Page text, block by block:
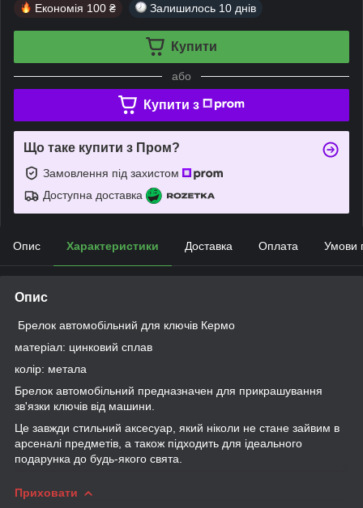
Економія 100 ₴ Залишилось 10 днів
Купити
або
Купити з
Що таке купити з Пром?
Замовлення під захистом
Доступна доставка
Опис Характеристики Доставка Оплата Умови
Опис
Брелок автомобільний для ключів Кермо
матеріал: цинковий сплав
колір: метала
Брелок автомобільний предназначен для прикрашування
зв'язки ключів від машини.
Це завжди стильний аксесуар, який ніколи не стане зайвим в
арсеналі предметів, а також підходить для ідеального
подарунка до будь-якого свята.
Приховати